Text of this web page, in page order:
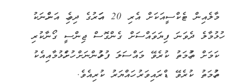
މާލެއިން ޓެކްސީއަކަށް އެރި 20 އަހަރުގެ ދިވެހި އަންހެނަކު
ހުޅުމާލެ ދެވަނަ ފިޔަވައްސަށް ގެންގޮސް ޖިންސީ ގޯނާކުރި
ކަމަށް ތުހުމަތު ކުރެވޭ މައްސަލަ ފުލުހުންނަށް ހުށަހެޅުމާއިއެކު
ތުހުމަތު ކުރެވޭ ޑްރައިވަރު ހައްޔަރު ކުރިއެވެ.